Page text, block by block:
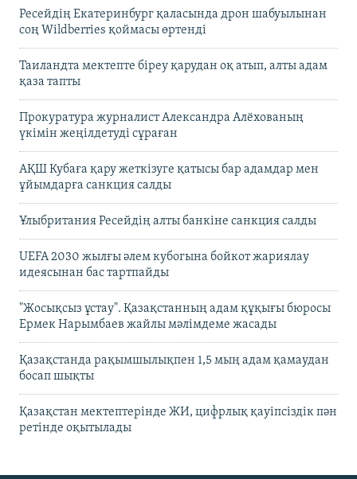
Ресейдің Екатеринбург қаласында дрон шабуылынан
соң Wildberries қоймасы өртенді
Таиландта мектепте біреу қарудан оқ атып, алты адам
қаза тапты
Прокуратура журналист Александра Алёхованың
үкімін жеңілдетуді сұраған
АҚШ Кубаға қару жеткізуге қатысы бар адамдар мен
ұйымдарға санкция салды
Ұлыбритания Ресейдің алты банкіне санкция салды
UEFA 2030 жылғы әлем кубогына бойкот жариялау
идеясынан бас тартпайды
"Жосықсыз ұстау". Қазақстанның адам құқығы бюросы
Ермек Нарымбаев жайлы мәлімдеме жасады
Қазақстанда рақымшылықпен 1,5 мың адам қамаудан
босап шықты
Қазақстан мектептерінде ЖИ, цифрлық қауіпсіздік пән
ретінде оқытылады